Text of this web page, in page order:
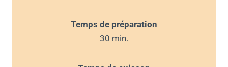
Temps de préparation
30 min.